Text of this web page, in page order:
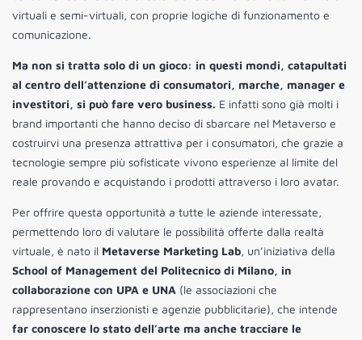
virtuali e semi-virtuali, con proprie logiche di funzionamento e
comunicazione.
Ma non si tratta solo di un gioco: in questi mondi, catapultati
al centro dell’attenzione di consumatori, marche, manager e
investitori, si può fare vero business. E infatti sono già molti i
brand importanti che hanno deciso di sbarcare nel Metaverso e
costruirvi una presenza attrattiva per i consumatori, che grazie a
tecnologie sempre più sofisticate vivono esperienze al limite del
reale provando e acquistando i prodotti attraverso i loro avatar.
Per offrire questa opportunità a tutte le aziende interessate,
permettendo loro di valutare le possibilità offerte dalla realtà
virtuale, è nato il Metaverse Marketing Lab, un’iniziativa della
School of Management del Politecnico di Milano, in
collaborazione con UPA e UNA (le associazioni che
rappresentano inserzionisti e agenzie pubblicitarie), che intende
far conoscere lo stato dell’arte ma anche tracciare le